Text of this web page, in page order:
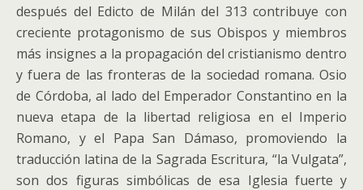
después del Edicto de Milán del 313 contribuye con
creciente protagonismo de sus Obispos y miembros
más insignes a la propagación del cristianismo dentro
y fuera de las fronteras de la sociedad romana. Osio
de Córdoba, al lado del Emperador Constantino en la
nueva etapa de la libertad religiosa en el Imperio
Romano, y el Papa San Dámaso, promoviendo la
traducción latina de la Sagrada Escritura, “la Vulgata”,
son dos figuras simbólicas de esa Iglesia fuerte y